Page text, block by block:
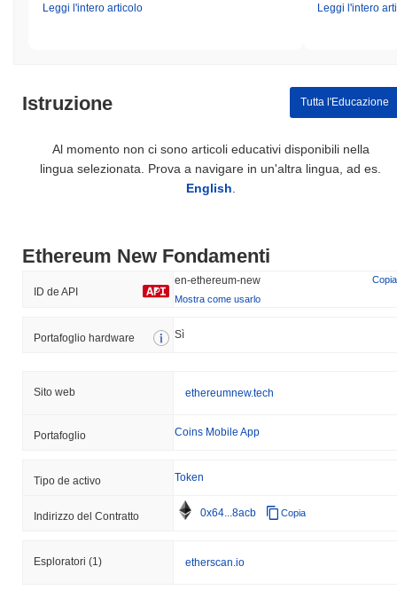
Leggi l'intero articolo Leggi l'intero
Istruzione Tutta l'Educazione
Al momento non ci sono articoli educativi disponibili nella
lingua selezionata. Prova a navigare in un'altra lingua, ad es.
English
Ethereum New Fondamenti
ID de API
en-ethereum-new
Copia
Mostra come usarlo
Portafoglio hardware Sì
Sito web ethereumnew.tech
Portafoglio Coins Mobile App
Tipo de activo Token
Indirizzo del Contratto 0x64...8acb Copia
Esploratori (1) etherscan.io